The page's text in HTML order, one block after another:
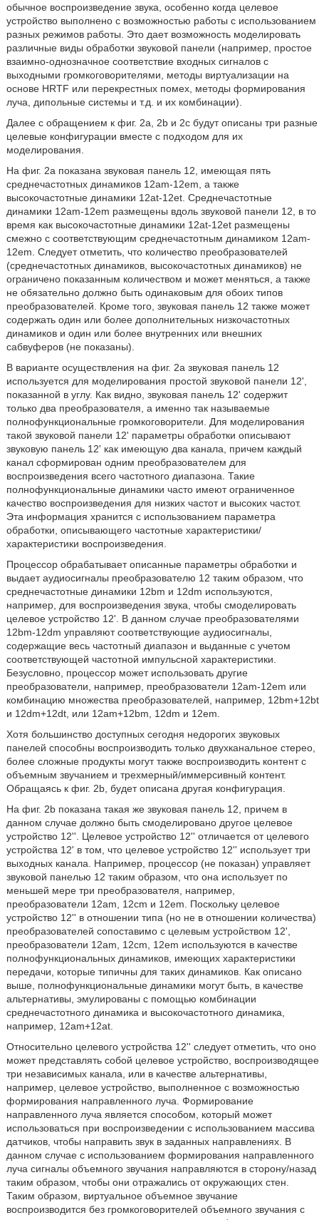
обычное воспроизведение звука, особенно когда целевое
устройство выполнено с возможностью работы с использованием
разных режимов работы. Это дает возможность моделировать
различные виды обработки звуковой панели (например, простое
взаимно-однозначное соответствие входных сигналов с
выходными громкоговорителями, методы виртуализации на
основе HRTF или перекрестных помех, методы формирования
луча, дипольные системы и т.д. и их комбинации).
Далее с обращением к фиг. 2a, 2b и 2c будут описаны три разные
целевые конфигурации вместе с подходом для их
моделирования.
На фиг. 2a показана звуковая панель 12, имеющая пять
среднечастотных динамиков 12am-12em, а также
высокочастотные динамики 12at-12et. Среднечастотные
динамики 12am-12em размещены вдоль звуковой панели 12, в то
время как высокочастотные динамики 12at-12et размещены
смежно с соответствующим среднечастотным динамиком 12am-
12em. Следует отметить, что количество преобразователей
(среднечастотных динамиков, высокочастотных динамиков) не
ограничено показанным количеством и может меняться, а также
не обязательно должно быть одинаковым для обоих типов
преобразователей. Кроме того, звуковая панель 12 также может
содержать один или более дополнительных низкочастотных
динамиков и один или более внутренних или внешних
сабвуферов (не показаны).
В варианте осуществления на фиг. 2a звуковая панель 12
используется для моделирования простой звуковой панели 12',
показанной в углу. Как видно, звуковая панель 12' содержит
только два преобразователя, а именно так называемые
полнофункциональные громкоговорители. Для моделирования
такой звуковой панели 12' параметры обработки описывают
звуковую панель 12' как имеющую два канала, причем каждый
канал сформирован одним преобразователем для
воспроизведения всего частотного диапазона. Такие
полнофункциональные динамики часто имеют ограниченное
качество воспроизведения для низких частот и высоких частот.
Эта информация хранится с использованием параметра
обработки, описывающего частотные характеристики/
характеристики воспроизведения.
Процессор обрабатывает описанные параметры обработки и
выдает аудиосигналы преобразователю 12 таким образом, что
среднечастотные динамики 12bm и 12dm используются,
например, для воспроизведения звука, чтобы смоделировать
целевое устройство 12'. В данном случае преобразователями
12bm-12dm управляют соответствующие аудиосигналы,
содержащие весь частотный диапазон и выданные с учетом
соответствующей частотной импульсной характеристики.
Безусловно, процессор может использовать другие
преобразователи, например, преобразователи 12am-12em или
комбинацию множества преобразователей, например, 12bm+12bt
и 12dm+12dt, или 12am+12bm, 12dm и 12em.
Хотя большинство доступных сегодня недорогих звуковых
панелей способны воспроизводить только двухканальное стерео,
более сложные продукты могут также воспроизводить контент с
объемным звучанием и трехмерный/иммерсивный контент.
Обращаясь к фиг. 2b, будет описана другая конфигурация.
На фиг. 2b показана такая же звуковая панель 12, причем в
данном случае должно быть смоделировано другое целевое
устройство 12''. Целевое устройство 12'' отличается от целевого
устройства 12' в том, что целевое устройство 12'' использует три
выходных канала. Например, процессор (не показан) управляет
звуковой панелью 12 таким образом, что она использует по
меньшей мере три преобразователя, например,
преобразователи 12am, 12cm и 12em. Поскольку целевое
устройство 12'' в отношении типа (но не в отношении количества)
преобразователей сопоставимо с целевым устройством 12',
преобразователи 12am, 12cm, 12em используются в качестве
полнофункциональных динамиков, имеющих характеристики
передачи, которые типичны для таких динамиков. Как описано
выше, полнофункциональные динамики могут быть, в качестве
альтернативы, эмулированы с помощью комбинации
среднечастотного динамика и высокочастотного динамика,
например, 12am+12at.
Относительно целевого устройства 12'' следует отметить, что оно
может представлять собой целевое устройство, воспроизводящее
три независимых канала, или в качестве альтернативы,
например, целевое устройство, выполненное с возможностью
формирования направленного луча. Формирование
направленного луча является способом, который может
использоваться при воспроизведении с использованием массива
датчиков, чтобы направить звук в заданных направлениях. В
данном случае с использованием формирования направленного
луча сигналы объемного звучания направляются в сторону/назад
таким образом, чтобы они отражались от окружающих стен.
Таким образом, виртуальное объемное звучание
воспроизводится без громкоговорителей объемного звучания с